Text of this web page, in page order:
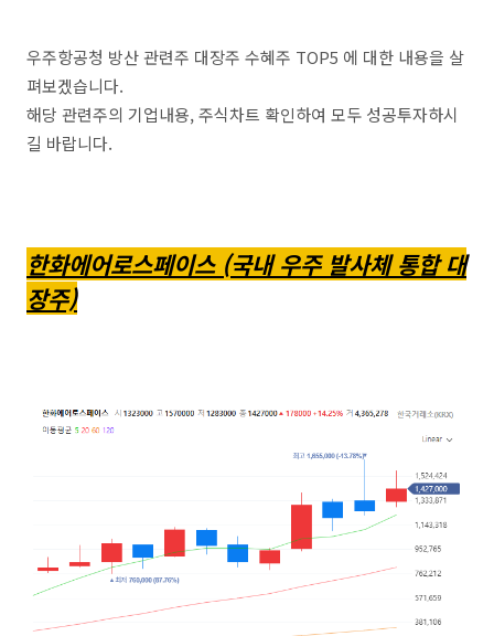
우주항공청 방산 관련주 대장주 수혜주 TOP5 에 대한 내용을 살
펴보겠습니다.
해당 관련주의 기업내용, 주식차트 확인하여 모두 성공투자하시
길 바랍니다.
한화에어로스페이스 (국내 우주 발사체 통합 대
장주)